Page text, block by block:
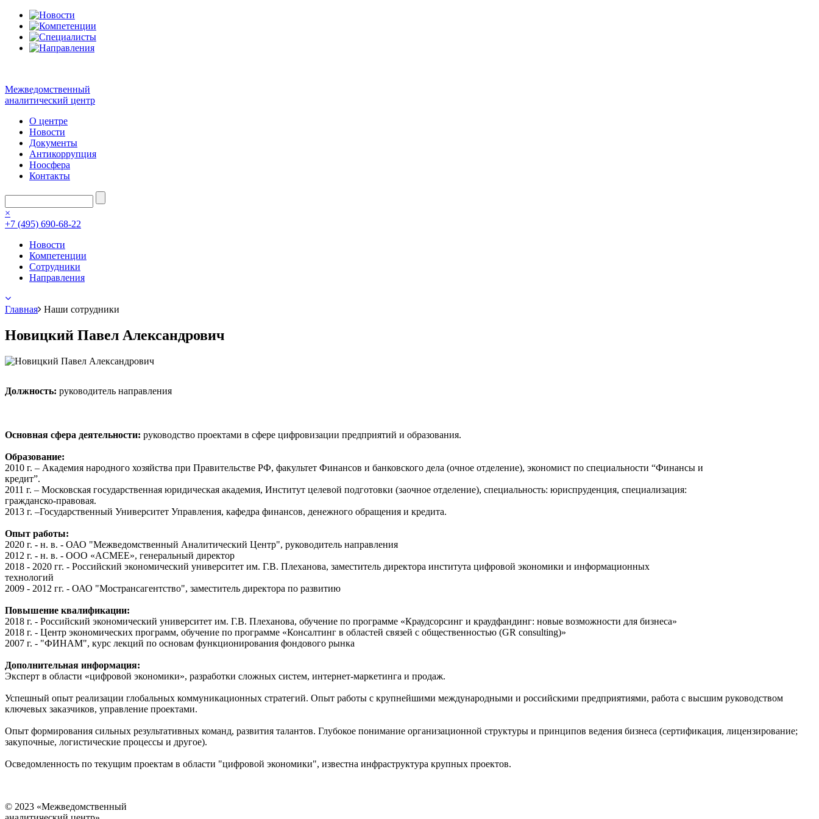
Межведомственный
аналитический центр
О центре
Новости
Документы
Антикоррупция
Ноосфера
Контакты
×
+7 (495) 690-68-22
Новости
Компетенции
Сотрудники
Направления
Главная Наши сотрудники
Новицкий Павел Александрович
Должность: руководитель направления
Основная сфера деятельности: руководство проектами в сфере цифровизации предприятий и образования.
Образование:
2010 г. – Академия народного хозяйства при Правительстве РФ, факультет Финансов и банковского дела (очное отделение), экономист по специальности “Финансы и
кредит”.
2011 г. – Московская государственная юридическая академия, Институт целевой подготовки (заочное отделение), специальность: юриспруденция, специализация:
гражданско-правовая.
2013 г. –Государственный Университет Управления, кафедра финансов, денежного обращения и кредита.
Опыт работы:
2020 г. - н. в. - ОАО "Межведомственный Аналитический Центр", руководитель направления
2012 г. - н. в. - ООО «ACMEE», генеральный директор
2018 - 2020 гг. - Российский экономический университет им. Г.В. Плеханова, заместитель директора института цифровой экономики и информационных
технологий
2009 - 2012 гг. - ОАО "Мострансагентство", заместитель директора по развитию
Повышение квалификации:
2018 г. - Российский экономический университет им. Г.В. Плеханова, обучение по программе «Краудсорсинг и краудфандинг: новые возможности для бизнеса»
2018 г. - Центр экономических программ, обучение по программе «Консалтинг в областей связей с общественностью (GR consulting)»
2007 г. - "ФИНАМ", курс лекций по основам функционирования фондового рынка
Дополнительная информация:
Эксперт в области «цифровой экономики», разработки сложных систем, интернет-маркетинга и продаж.
Успешный опыт реализации глобальных коммуникационных стратегий. Опыт работы с крупнейшими международными и российскими предприятиями, работа с высшим руководством
ключевых заказчиков, управление проектами.
Опыт формирования сильных результативных команд, развития талантов. Глубокое понимание организационной структуры и принципов ведения бизнеса (сертификация, лицензирование;
закупочные, логистические процессы и другое).
Осведомленность по текущим проектам в области "цифровой экономики", известна инфраструктура крупных проектов.
© 2023 «Межведомственный